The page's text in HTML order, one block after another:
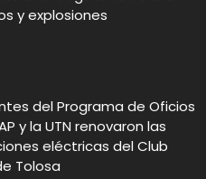
y explosiones
del Programa de Oficios
y la UTN renovaron las
eléctricas del Club
Tolosa